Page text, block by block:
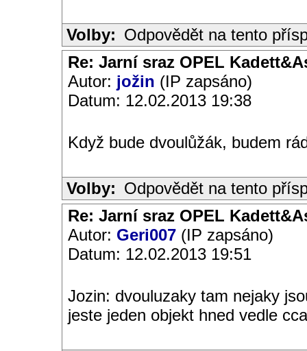
Volby: Odpovědět na tento
Re: Jarní sraz OPEL
Autor: jožin (IP zapsáno)
Datum: 12.02.2013 19:38
Když bude dvoulůžák, budem
Volby: Odpovědět na tento
Re: Jarní sraz OPEL
Autor: Geri007 (IP zapsáno)
Datum: 12.02.2013 19:51
Jozin: dvouluzaky tam nejaky
jeste jeden objekt hned vedle